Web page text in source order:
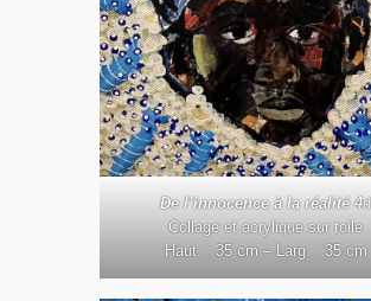
De l’innocence à la réalité 4d
Collage et acrylique sur toile
Haut. : 35 cm – Larg. : 35 cm